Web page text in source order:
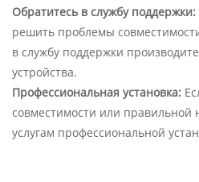
Обратитесь в службу поддержки:
решить проблемы
в службу поддержки
устройства.
Профессиональная установка:
совместимости или правильной
услугам профессиональной